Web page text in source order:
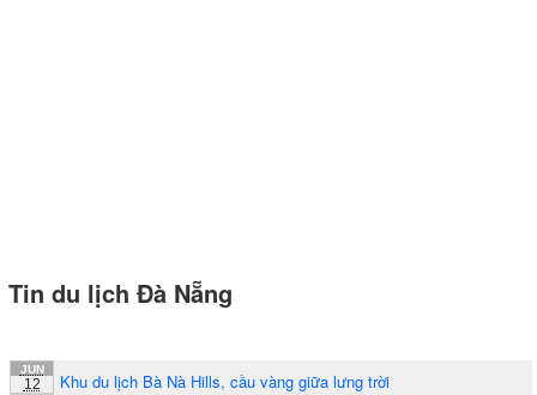
Tin du lịch Đà Nẵng
JUN
12 Khu du lịch Bà Nà Hills, cầu vàng giữa lưng trời